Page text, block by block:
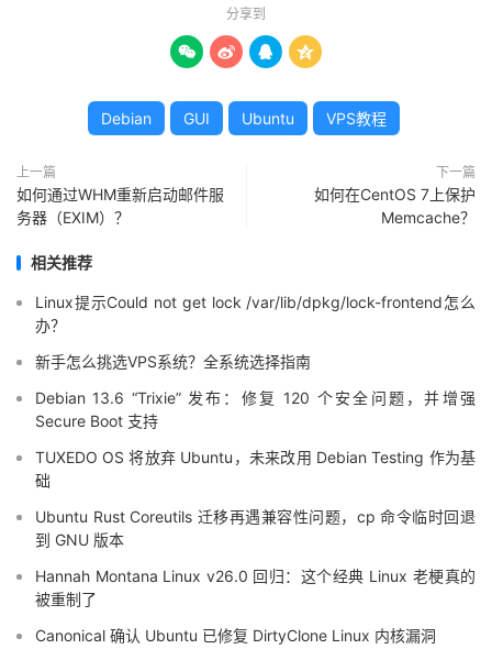
分享到
   
Debian GUI Ubuntu VPS教程
上一篇
如何通过WHM重新启动邮件服
务器（EXIM）？
下一篇
如何在CentOS 7上保护
Memcache？
相关推荐
Linux提示Could not get lock /var/lib/dpkg/lock-frontend怎么
办？
新手怎么挑选VPS系统？全系统选择指南
Debian 13.6 “Trixie” 发布：修复 120 个安全问题，并增强
Secure Boot 支持
TUXEDO OS 将放弃 Ubuntu，未来改用 Debian Testing 作为基
础
Ubuntu Rust Coreutils 迁移再遇兼容性问题，cp 命令临时回退
到 GNU 版本
Hannah Montana Linux v26.0 回归：这个经典 Linux 老梗真的
被重制了
Canonical 确认 Ubuntu 已修复 DirtyClone Linux 内核漏洞